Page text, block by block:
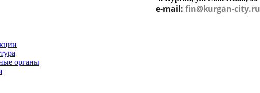
e-mail: fin@kurgan-city.ru
органы